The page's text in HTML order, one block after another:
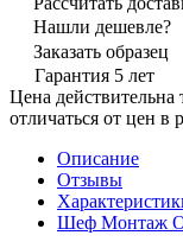
Нашли дешевле?
Заказать образец
Гарантия 5 лет
Цена действительна
отличаться от цен в
Описание
Отзывы
Шеф Монтаж